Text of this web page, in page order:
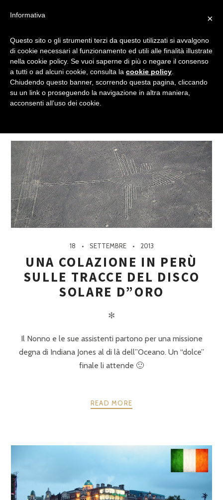
COLAZIONE NEL MONDO
Categorie
18 SETTEMBRE 2013
UNA COLAZIONE IN PERÙ
SULLE TRACCE DEL DISCO
SOLARE D”ORO
✻
Il Nonno e le sue assistenti partono per una missione
degna di Indiana Jones al di là dell”Oceano. Un “dolce”
finale li attende 🙂
READ MORE
×
Informativa
Questo sito o gli strumenti terzi da questo utilizzati si avvalgono
di cookie necessari al funzionamento ed utili alle finalità illustrate
nella cookie policy. Se vuoi saperne di più o negare il consenso
a tutti o ad alcuni cookie, consulta la cookie policy
Chiudendo questo banner, scorrendo questa pagina, cliccando
su un link o proseguendo la navigazione in altra maniera,
acconsenti all’uso dei cookie.